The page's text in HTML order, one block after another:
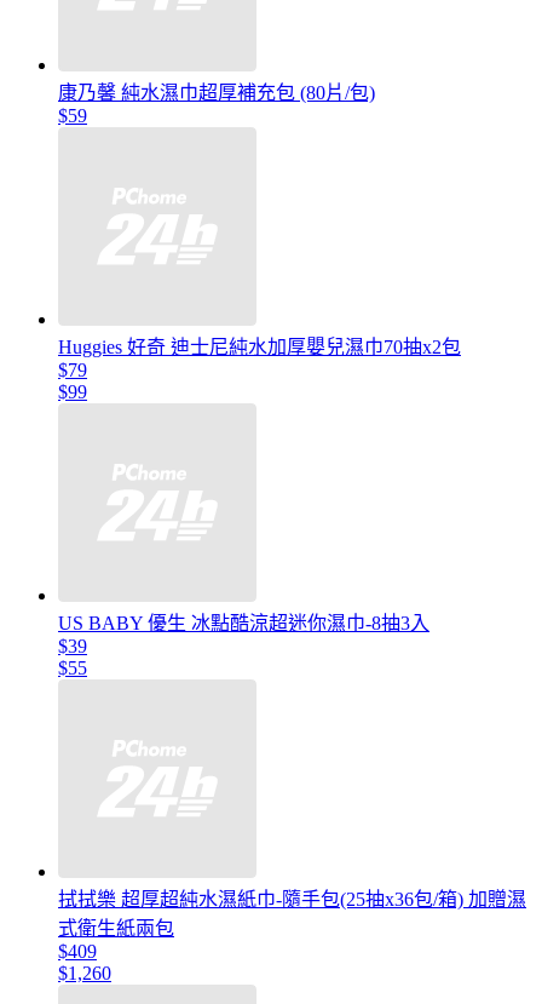
康乃馨 純水濕巾超厚補充包 (80片/包)
$59
Huggies 好奇 迪士尼純水加厚嬰兒濕巾70抽x2包
$79
$99
US BABY 優生 冰點酷涼超迷你濕巾-8抽3入
$39
$55
拭拭樂 超厚超純水濕紙巾-隨手包(25抽x36包/箱) 加贈濕
式衛生紙兩包
$409
$1,260